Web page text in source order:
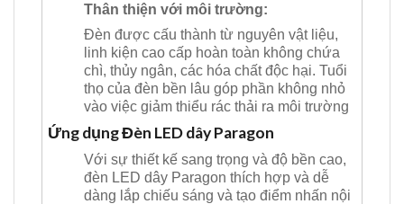
Thân thiện với môi trường:
Đèn được cấu thành từ nguyên vật liệu,
linh kiện cao cấp hoàn toàn không chứa
chì, thủy ngân, các hóa chất độc hại. Tuổi
thọ của đèn bền lâu góp phần không nhỏ
vào việc giảm thiểu rác thải ra môi trường
Ứng dụng Đèn LED dây Paragon
Với sự thiết kế sang trọng và độ bền cao,
đèn LED dây Paragon thích hợp và dễ
dàng lắp chiếu sáng và tạo điểm nhấn nội